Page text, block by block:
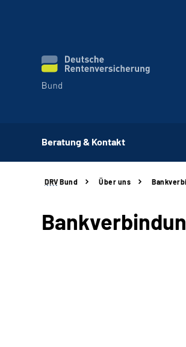
Beratung & Kontakt
DRV Bund Über uns